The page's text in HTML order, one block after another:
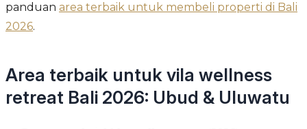
panduan area terbaik untuk membeli properti di Bali
2026.
Area terbaik untuk vila wellness
retreat Bali 2026: Ubud & Uluwatu